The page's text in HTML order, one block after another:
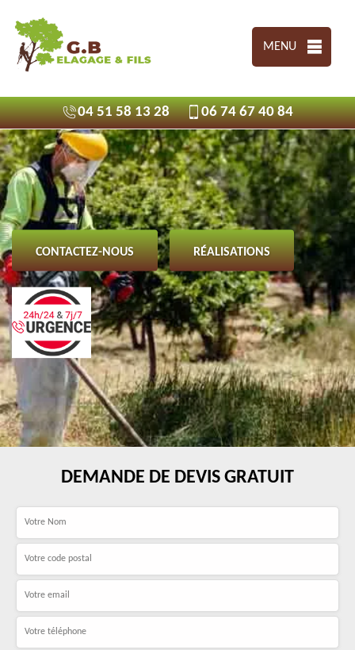
MENU
04 51 58 13 28 06 74 67 40 84
CONTACTEZ-NOUS RÉALISATIONS
DEMANDE DE DEVIS GRATUIT